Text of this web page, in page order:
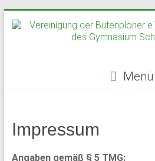
Inhalt
der
Butenplöner
Menü
Impressum
Angaben gemäß § 5 TMG: